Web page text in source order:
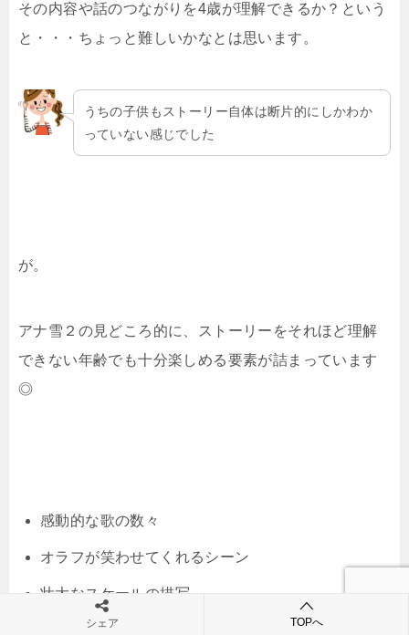
その内容や話のつながりを4歳が理解できるか？という
と・・・ちょっと難しいかなとは思います。
うちの子供もストーリー自体は断片的にしかわか
っていない感じでした
が。
アナ雪２の見どころ的に、ストーリーをそれほど理解
できない年齢でも十分楽しめる要素が詰まっています
◎
感動的な歌の数々
オラフが笑わせてくれるシーン
壮大なスケールの描写
ドキドキハラハラする冒険や戦いのシーン
シェア TOPへ